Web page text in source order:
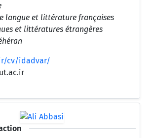
langue et littérature françaises
et littératures étrangères
cv/idadvar/
ut.ac.ir